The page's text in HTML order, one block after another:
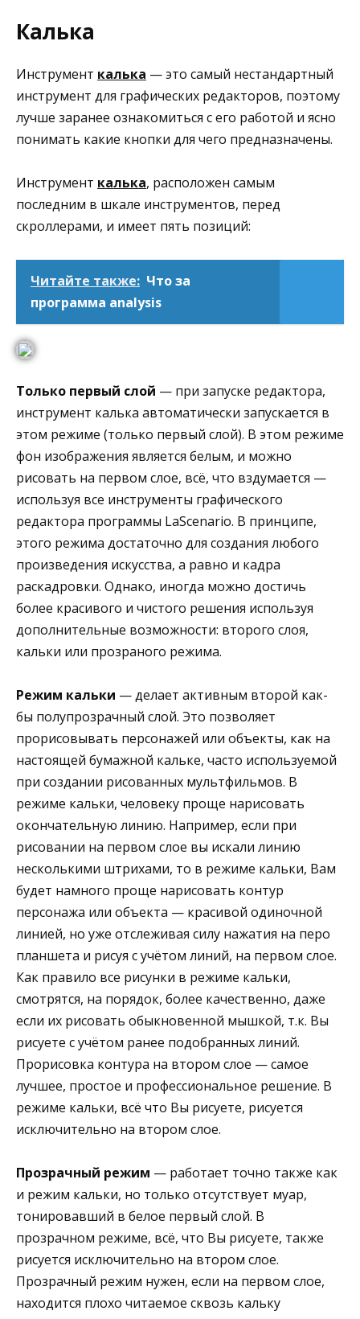
Калька
Инструмент калька — это самый нестандартный
инструмент для графических редакторов, поэтому
лучше заранее ознакомиться с его работой и ясно
понимать какие кнопки для чего предназначены.
Инструмент калька, расположен самым
последним в шкале инструментов, перед
скроллерами, и имеет пять позиций:
Читайте также: Что за
программа analysis
Только первый слой — при запуске редактора,
инструмент калька автоматически запускается в
этом режиме (только первый слой). В этом режиме
фон изображения является белым, и можно
рисовать на первом слое, всё, что вздумается —
используя все инструменты графического
редактора программы LaScenario. В принципе,
этого режима достаточно для создания любого
произведения искусства, а равно и кадра
раскадровки. Однако, иногда можно достичь
более красивого и чистого решения используя
дополнительные возможности: второго слоя,
кальки или прозраного режима.
Режим кальки — делает активным второй как-
бы полупрозрачный слой. Это позволяет
прорисовывать персонажей или объекты, как на
настоящей бумажной кальке, часто используемой
при создании рисованных мультфильмов. В
режиме кальки, человеку проще нарисовать
окончательную линию. Например, если при
рисовании на первом слое вы искали линию
несколькими штрихами, то в режиме кальки, Вам
будет намного проще нарисовать контур
персонажа или объекта — красивой одиночной
линией, но уже отслеживая силу нажатия на перо
планшета и рисуя с учётом линий, на первом слое.
Как правило все рисунки в режиме кальки,
смотрятся, на порядок, более качественно, даже
если их рисовать обыкновенной мышкой, т.к. Вы
рисуете с учётом ранее подобранных линий.
Прорисовка контура на втором слое — самое
лучшее, простое и профессиональное решение. В
режиме кальки, всё что Вы рисуете, рисуется
исключительно на втором слое.
Прозрачный режим — работает точно также как
и режим кальки, но только отсутствует муар,
тонировавший в белое первый слой. В
прозрачном режиме, всё, что Вы рисуете, также
рисуется исключительно на втором слое.
Прозрачный режим нужен, если на первом слое,
находится плохо читаемое сквозь кальку